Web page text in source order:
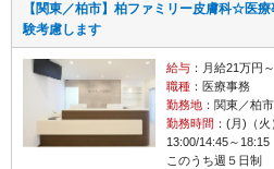
【関東／柏市】柏ファミリー皮膚科☆医
験考慮します
給与：月給21万円～
職種：医療事務
勤務地：関東／柏市
勤務時間 ：(月)（
13:00/14:45～18:15
このうち週５日制